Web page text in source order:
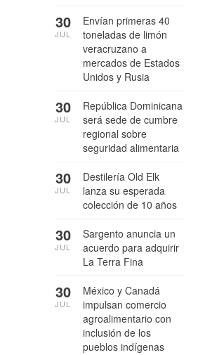
Envían primeras 40
toneladas de limón
veracruzano a
mercados de Estados
Unidos y Rusia
30
JUL
República Dominicana
será sede de cumbre
regional sobre
seguridad alimentaria
30
JUL
Destilería Old Elk
lanza su esperada
colección de 10 años
30
JUL
Sargento anuncia un
acuerdo para adquirir
La Terra Fina
30
JUL
México y Canadá
impulsan comercio
agroalimentario con
inclusión de los
pueblos indígenas
30
JUL